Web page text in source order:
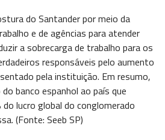
do Santander por meio da
e de agências para atender
a sobrecarga de trabalho para os
responsáveis pelo aumento
pela instituição. Em resumo,
banco espanhol ao país que
lucro global do conglomerado
(Fonte: Seeb SP)